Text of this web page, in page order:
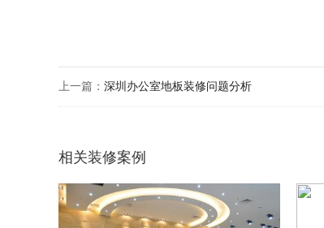
上一篇： 深圳办公室地板装修问题分析
相关装修案例